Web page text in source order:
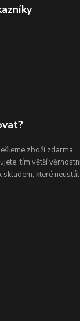
zboží zdarma.
tím větší
které